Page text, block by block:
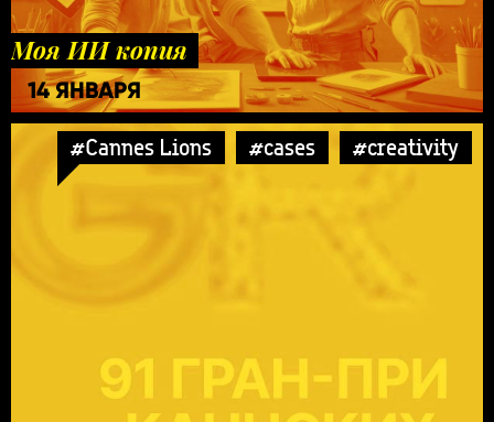
Моя ИИ копия
14 ЯНВАРЯ
#Cannes Lions #cases #creativity